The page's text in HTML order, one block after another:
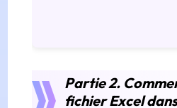
Partie 2.
fichier Excel